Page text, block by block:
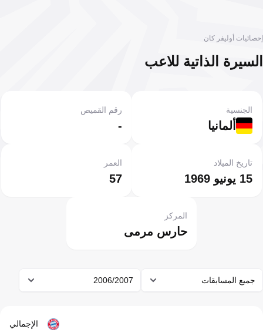
إحصائيات أوليفر كان
السيرة الذاتية للاعب
ألمانيا
الجنسية
-
رقم القميص
15 يونيو 1969
تاريخ الميلاد
57
العمر
حارس مرمى
المركز
جميع المسابقات 2006/2007
الإجمالي